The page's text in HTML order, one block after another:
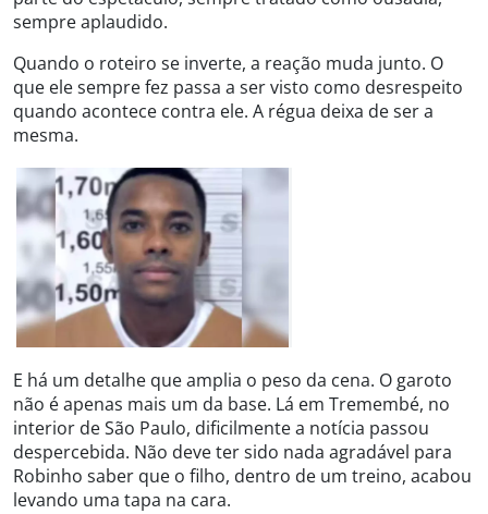
sempre aplaudido.
Quando o roteiro se inverte, a reação muda junto. O
que ele sempre fez passa a ser visto como desrespeito
quando acontece contra ele. A régua deixa de ser a
mesma.
E há um detalhe que amplia o peso da cena. O garoto
não é apenas mais um da base. Lá em Tremembé, no
interior de São Paulo, dificilmente a notícia passou
despercebida. Não deve ter sido nada agradável para
Robinho saber que o filho, dentro de um treino, acabou
levando uma tapa na cara.